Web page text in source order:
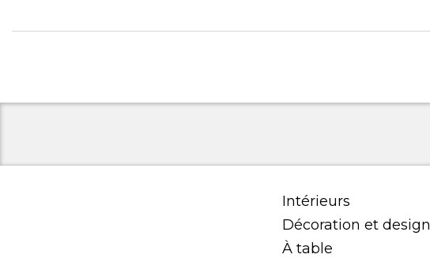
Intérieurs
Décoration et design
À table